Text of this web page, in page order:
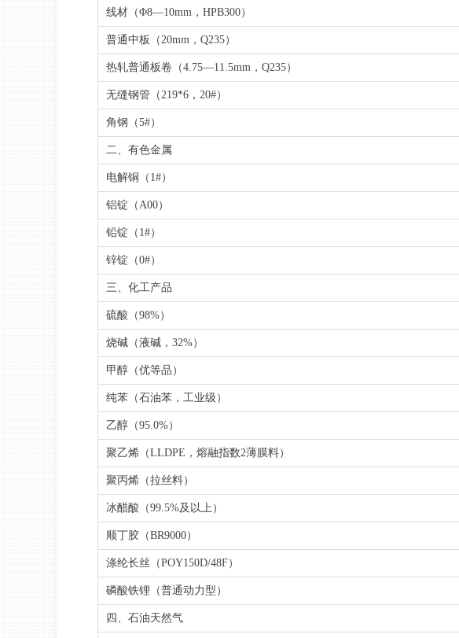
线材（Φ8—10mm，HPB300）
普通中板（20mm，Q235）
热轧普通板卷（4.75—11.5mm，Q235）
无缝钢管（219*6，20#）
角钢（5#）
二、有色金属
电解铜（1#）
铝锭（A00）
铅锭（1#）
锌锭（0#）
三、化工产品
硫酸（98%）
烧碱（液碱，32%）
甲醇（优等品）
纯苯（石油苯，工业级）
乙醇（95.0%）
聚乙烯（LLDPE，熔融指数2薄膜料）
聚丙烯（拉丝料）
冰醋酸（99.5%及以上）
顺丁胶（BR9000）
涤纶长丝（POY150D/48F）
磷酸铁锂（普通动力型）
四、石油天然气